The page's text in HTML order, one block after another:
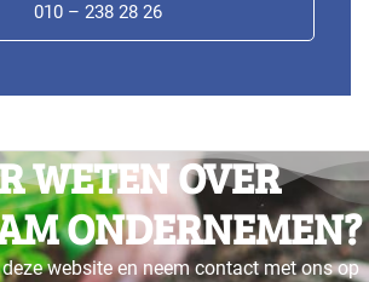
010 – 238 28 26
WETEN OVER
ONDERNEMEN?
website en neem contact met ons op